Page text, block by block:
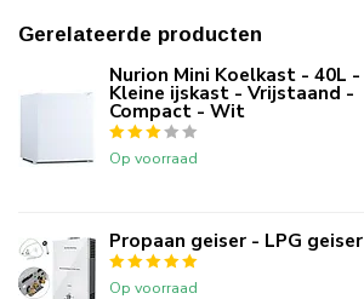
Gerelateerde producten
Nurion Mini Koelkast - 40L -
Kleine ijskast - Vrijstaand -
Compact - Wit
Op voorraad
Propaan geiser - LPG geiser
Op voorraad